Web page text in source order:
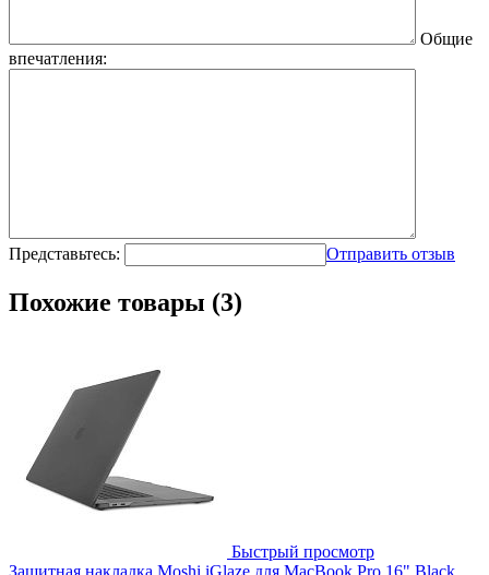
Общие
впечатления:
Представьтесь: Отправить отзыв
Похожие товары (3)
Быстрый просмотр
Защитная накладка Moshi iGlaze для MacBook Pro 16" Black